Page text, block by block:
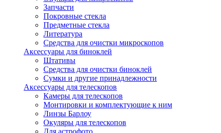
Запчасти
Покровные стекла
Предметные стекла
Литература
Средства для очистки микроскопов
Аксессуары для биноклей
Штативы
Средства для очистки биноклей
Сумки и другие принадлежности
Аксессуары для телескопов
Камеры для телескопов
Монтировки и комплектующие к ним
Линзы Барлоу
Окуляры для телескопов
Для астрофото